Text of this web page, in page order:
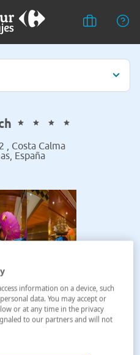
, Costa Calma
España
information on a device, such
data. You may accept or
or at any time in the privacy
to our partners and will not